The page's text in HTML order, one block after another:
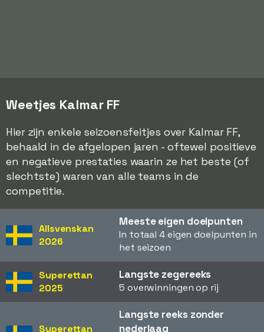
Weetjes Kalmar FF
Hier zijn enkele seizoensfeitjes over Kalmar FF,
behaald in de afgelopen jaren - oftewel positieve
en negatieve prestaties waarin ze het beste (of
slechtste) waren van alle teams in de
competitie.
Allsvenskan
2026
Meeste eigen doelpunten
In totaal 4 eigen doelpunten in
het seizoen
Superettan
2025
Langste zegereeks
5 overwinningen op rij
Superettan
Langste reeks zonder
nederlaag